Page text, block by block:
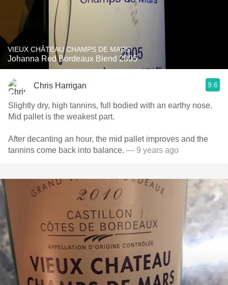
VIEUX CHÂTEAU CHAMPS DE MARS
Johanna Red Bordeaux Blend 2005
Chris Harrigan 9.6
Slightly dry, high tannins, full bodied with an earthy nose.
Mid pallet is the weakest part.
After decanting an hour, the mid pallet improves and the
tannins come back into balance. — 9 years ago